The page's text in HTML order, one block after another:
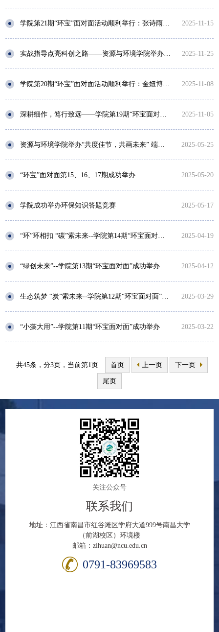
学院第21期“环宝”面对面活动顺利举行：张诗雨博士分享科研心得 2025-11-15
实战指导点亮科创之路——资源与环境学院举办“挑战杯”创业计划竞赛宣讲会 2025-11-25
学院第20期“环宝”面对面活动顺利举行：金妞博士分享科研心得 2025-11-08
深耕细作，笃行致远——学院第19期“环宝面对面”成功举办 2025-11-05
资源与环境学院举办“共度佳节，共画未来” 端午节慰问座谈会 2025-05-25
“环宝”面对面第15、16、17期成功举办 2025-05-20
学院成功举办环保知识答题竞赛 2025-05-17
“环”环相扣 “碳”索未来--学院第14期“环宝面对面”成功举办 2025-04-19
“绿创未来”--学院第13期“环宝面对面”成功举办 2025-04-12
生态筑梦 “炭”索未来--学院第12期“环宝面对面”成功举办 2025-03-29
“小藻大用”--学院第11期“环宝面对面”成功举办 2025-03-22
共45条，分3页，当前第1页 首页 上一页 下一页
尾页
关注公众号
联系我们
地址：江西省南昌市红谷滩区学府大道999号南昌大学
（前湖校区）环境楼
邮箱：zihuan@ncu.edu.cn
0791-83969583